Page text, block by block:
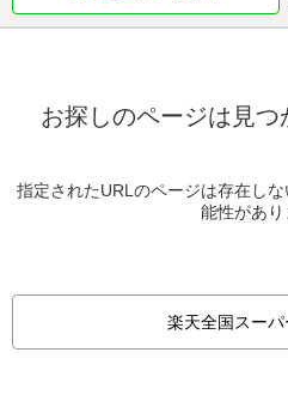
お探しのページは見つ
指定されたURLのページは存在し
能性があり
楽天全国スー